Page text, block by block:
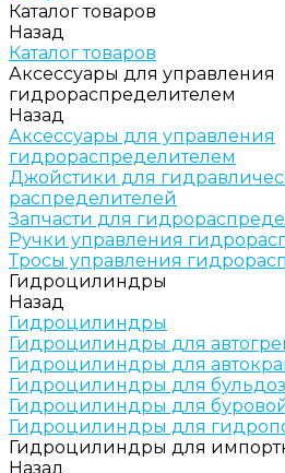
Каталог товаров
Назад
Каталог товаров
Аксессуары для управления
гидрораспределителем
Назад
Аксессуары для управления
гидрораспределителем
Джойстики для
распределителей
Запчасти для
Ручки управления
Тросы управления
Гидроцилиндры
Назад
Гидроцилиндры
Гидроцилиндры для
Гидроцилиндры для
Гидроцилиндры для
Гидроцилиндры для
Гидроцилиндры для
Гидроцилиндры для
Назад